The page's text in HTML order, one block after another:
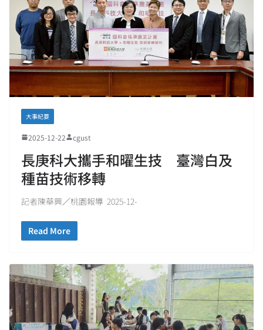
大事紀要
2025-12-22 cgust
長庚科大攜手和曜生技 臺灣白及
種苗技術移轉
記者陳華興／桃園報導 2025-12-
Read More